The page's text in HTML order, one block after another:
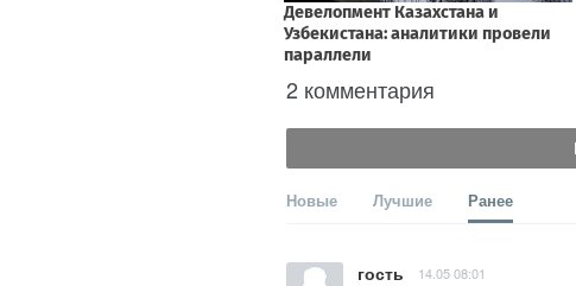
2 комментария
Новые Лучшие Ранее
гость 14.05 08:01